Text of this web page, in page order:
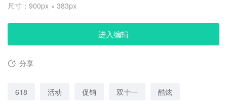
尺寸：900px × 383px
进入编辑
分享
618 活动 促销 双十一 酷炫